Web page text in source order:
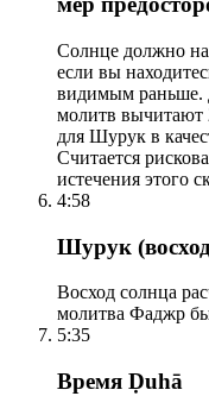
Солнце должно
если вы
видимым раньше.
молитв вычитают
для Шурук в
Считается
истечения этого
4:58
Шурук
Восход солнца
молитва Фаджр
5:35
Время Ḍuhā